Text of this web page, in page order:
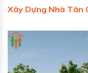
Xây Dựng Nhà Tân